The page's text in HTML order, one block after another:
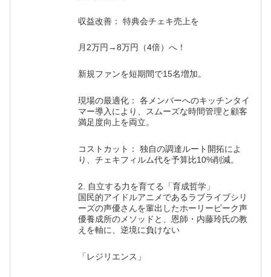
収益改善： 特典会チェキ売上を
月2万円→8万円（4倍）へ！
新規ファンを短期間で15名増加。
現場の最適化： 各メンバーへのキッチンタイ
マー導入により、スムーズな時間管理と顧客
満足度向上を両立。
コストカット： 独自の調達ルート開拓によ
り、チェキフィルム代を予算比10%削減。
2. 自立する力を育てる「育成哲学」
国民的アイドルアニメであるラブライブシリ
ーズの声優さんを輩出したホーリーピーク声
優養成所のメソッドと、恩師・内藤玲氏の教
えを軸に、逆境に負けない
「レジリエンス」